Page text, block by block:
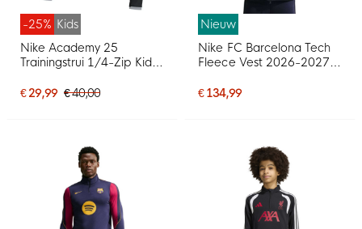
-25% Kids
Nike Academy 25
Trainingstrui 1/4-Zip Kids
€ 29,99 € 40,00
Nieuw
Nike FC Barcelona Tech
Fleece Vest 2026-2027
Roze
€ 134,99